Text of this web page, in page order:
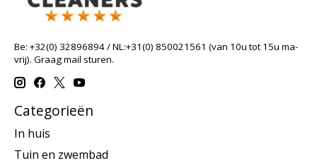
Be: +32(0) 32896894 / NL:+31(0) 850021561 (van 10u tot 15u ma-
vrij). Graag mail sturen.
Categorieën
In huis
Tuin en zwembad